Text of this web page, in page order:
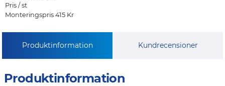
Pris / st
Monteringspris 415 Kr
Produktinformation Kundrecensioner
Produktinformation